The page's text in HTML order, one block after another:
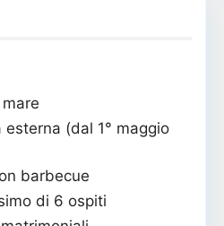
(dal 1° maggio
barbecue
di 6 ospiti